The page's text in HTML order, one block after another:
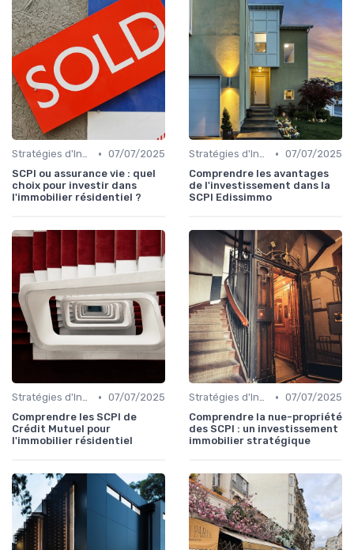
Stratégies d'Investissement Immobilier • 07/07/2025
SCPI ou assurance vie : quel
choix pour investir dans
l'immobilier résidentiel ?
Stratégies d'Investissement Immobilier • 07/07/2025
Comprendre les avantages
de l'investissement dans la
SCPI Edissimmo
Stratégies d'Investissement Immobilier • 07/07/2025
Comprendre les SCPI de
Crédit Mutuel pour
l'immobilier résidentiel
Stratégies d'Investissement Immobilier • 07/07/2025
Comprendre la nue-propriété
des SCPI : un investissement
immobilier stratégique